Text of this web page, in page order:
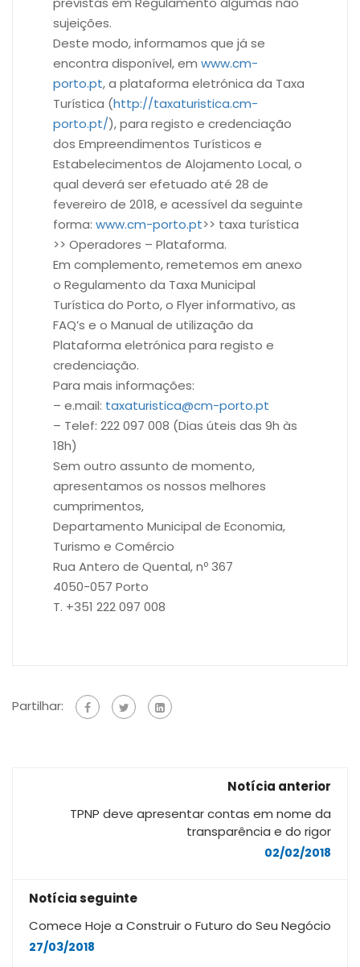
sujeições.
Deste modo, informamos que já se
encontra disponível, em www.cm-
porto.pt, a plataforma eletrónica da Taxa
Turística (http://taxaturistica.cm-
porto.pt/), para registo e credenciação
dos Empreendimentos Turísticos e
Estabelecimentos de Alojamento Local, o
qual deverá ser efetuado até 28 de
fevereiro de 2018, e acessível da seguinte
forma: www.cm-porto.pt>> taxa turística
>> Operadores – Plataforma.
Em complemento, remetemos em anexo
o Regulamento da Taxa Municipal
Turística do Porto, o Flyer informativo, as
FAQ’s e o Manual de utilização da
Plataforma eletrónica para registo e
credenciação.
Para mais informações:
– e.mail: taxaturistica@cm-porto.pt
– Telef: 222 097 008 (Dias úteis das 9h às
18h)
Sem outro assunto de momento,
apresentamos os nossos melhores
cumprimentos,
Departamento Municipal de Economia,
Turismo e Comércio
Rua Antero de Quental, nº 367
4050-057 Porto
T. +351 222 097 008
Partilhar:
Notícia anterior
TPNP deve apresentar contas em nome da
transparência e do rigor
02/02/2018
Notícia seguinte
Comece Hoje a Construir o Futuro do Seu Negócio
27/03/2018